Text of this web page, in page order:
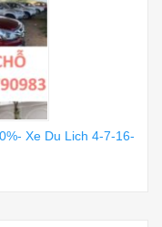
Xe Du Lich 4-7-16-